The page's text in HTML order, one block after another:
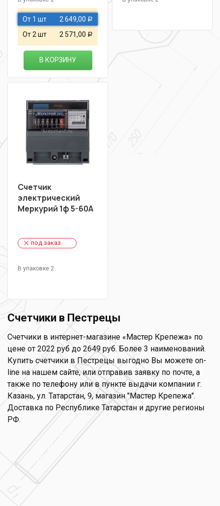
От 1 шт 2 649,00 Р
От 2 шт 2 571,00 Р
В КОРЗИНУ
Счетчик
электрический
Меркурий 1ф 5-60А
под заказ
В упаковке 2
Счетчики в Пестрецы
Счетчики в интернет-магазине «Мастер Крепежа» по
цене от 2022 руб до 2649 руб. Более 3 наименований.
Купить счетчики в Пестрецы выгодно Вы можете on-
line на нашем сайте, или отправив заявку по почте, а
также по телефону или в пункте выдачи компании г.
Казань, ул. Татарстан, 9, магазин "Мастер Крепежа".
Доставка по Республике Татарстан и другие регионы
РФ.